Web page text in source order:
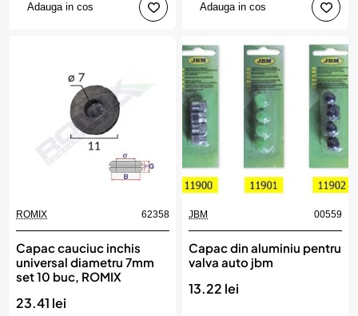
Adauga in cos Adauga in cos
ROMIX 62358
Capac cauciuc inchis
universal diametru 7mm
set 10 buc, ROMIX
23.41 lei
JBM 00559
Capac din aluminiu pentru
valva auto jbm
13.22 lei